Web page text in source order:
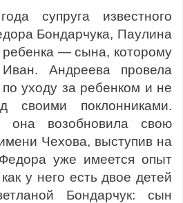
супруга известного
Бондарчука, Паулина
— сына, которому
Андреева провела
по уходу за ребенком и не
своими поклонниками.
она возобновила свою
Чехова, выступив на
уже имеется опыт
у него есть двое детей
Бондарчук: сын